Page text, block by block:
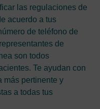
las regulaciones de
acuerdo a tus
de teléfono de
de
son todos
Te ayudan con
más pertinente y
a todas tus